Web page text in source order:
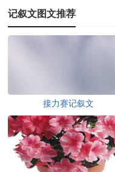
记叙文图文推荐
接力赛记叙文